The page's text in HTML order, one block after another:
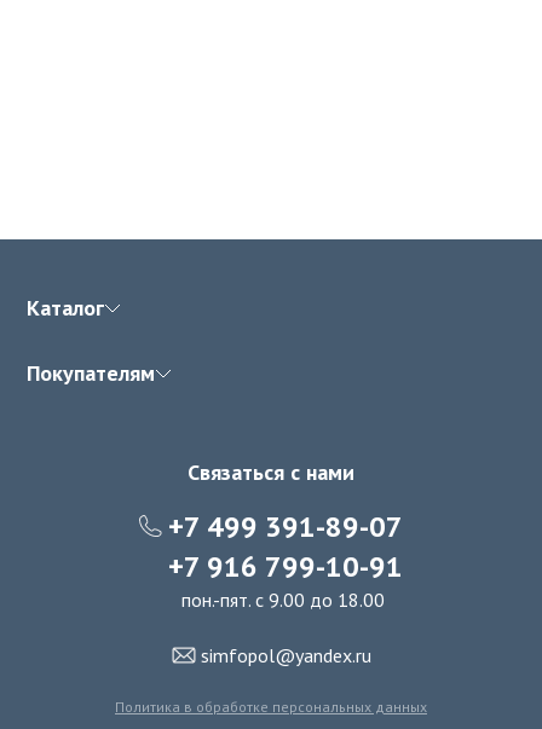
Каталог
Покупателям
Связаться с нами
+7 499 391-89-07
+7 916 799-10-91
пон.-пят. с 9.00 до 18.00
simfopol@yandex.ru
Политика в обработке персональных данных